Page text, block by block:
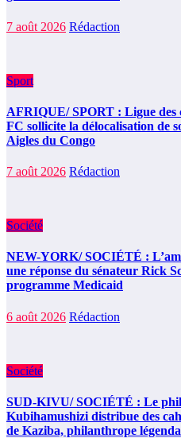
7 août 2026 Rédaction
Sport
AFRIQUE/ SPORT : Ligue des
FC sollicite la délocalisation de
Aigles du Congo
7 août 2026 Rédaction
Société
NEW-YORK/ SOCIÉTÉ :
une réponse du sénateur Rick
programme Medicaid
6 août 2026 Rédaction
Société
SUD-KIVU/ SOCIÉTÉ : Le
Kubihamushizi distribue des
de Kaziba, philanthrope